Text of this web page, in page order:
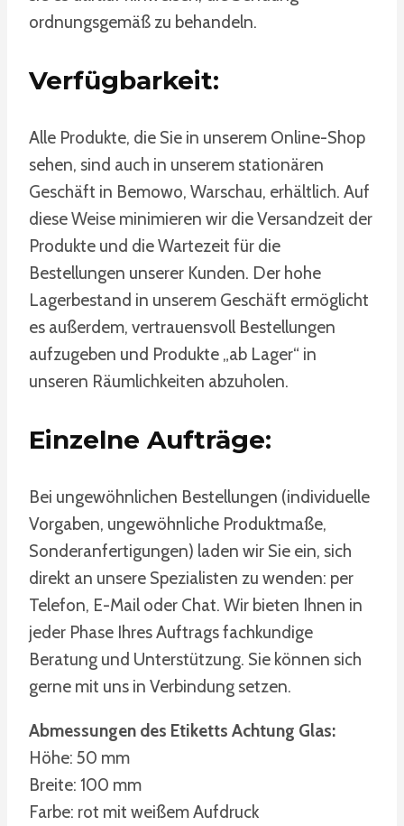
ordnungsgemäß zu behandeln.
Verfügbarkeit:
Alle Produkte, die Sie in unserem Online-Shop
sehen, sind auch in unserem stationären
Geschäft in Bemowo, Warschau, erhältlich. Auf
diese Weise minimieren wir die Versandzeit der
Produkte und die Wartezeit für die
Bestellungen unserer Kunden. Der hohe
Lagerbestand in unserem Geschäft ermöglicht
es außerdem, vertrauensvoll Bestellungen
aufzugeben und Produkte „ab Lager“ in
unseren Räumlichkeiten abzuholen.
Einzelne Aufträge:
Bei ungewöhnlichen Bestellungen (individuelle
Vorgaben, ungewöhnliche Produktmaße,
Sonderanfertigungen) laden wir Sie ein, sich
direkt an unsere Spezialisten zu wenden: per
Telefon, E-Mail oder Chat. Wir bieten Ihnen in
jeder Phase Ihres Auftrags fachkundige
Beratung und Unterstützung. Sie können sich
gerne mit uns in Verbindung setzen.
Abmessungen des Etiketts Achtung Glas:
Höhe: 50 mm
Breite: 100 mm
Farbe: rot mit weißem Aufdruck